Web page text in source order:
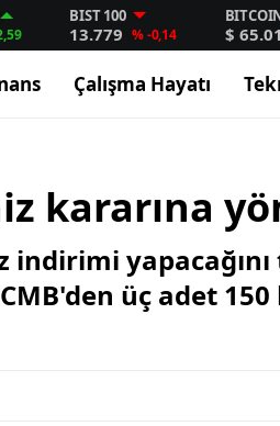
BIST 100
13.779 % -0,14 $
Çalışma Hayatı
kararına
indirimi
üç adet